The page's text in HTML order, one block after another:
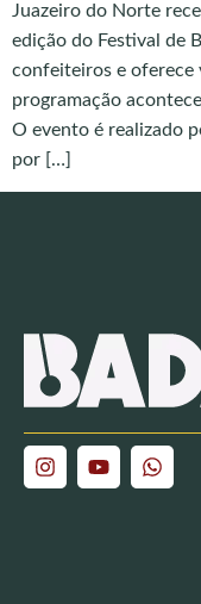
Juazeiro do Norte
edição do Festival de
confeiteiros e oferece
programação
O evento é realizado
por […]